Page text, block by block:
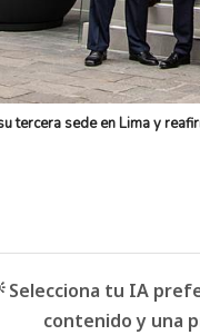
tercera sede en Lima y
Selecciona tu IA
contenido y una